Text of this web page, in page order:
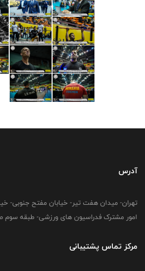
آدرس
امور مشترک فدراسیون های ورزشی- طبقه سوم صندوق
مرکز تماس پشتیبانی